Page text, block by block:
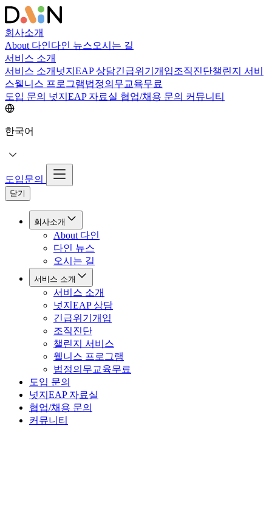
회사소개
About 다인다인 뉴스오시는 길
서비스 소개
서비스 소개 넛지EAP 상담긴급위기개입조직진단챌린지 서비
스웰니스 프로그램법정의무교육무료
도입 문의 넛지EAP 자료실 협업/채용 문의 커뮤니티
한국어
도입문의
닫기
회사소개
About 다인
다인 뉴스
오시는 길
서비스 소개
서비스 소개
넛지EAP 상담
긴급위기개입
조직진단
챌린지 서비스
웰니스 프로그램
법정의무교육무료
도입 문의
넛지EAP 자료실
협업/채용 문의
커뮤니티